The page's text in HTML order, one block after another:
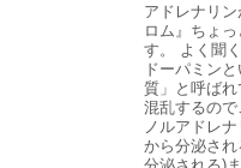
アドレナリ
ロム』ちょ
す。 よく聞
ドーパミン
質」と呼ば
混乱するの
ノルアドレ
から分泌さ